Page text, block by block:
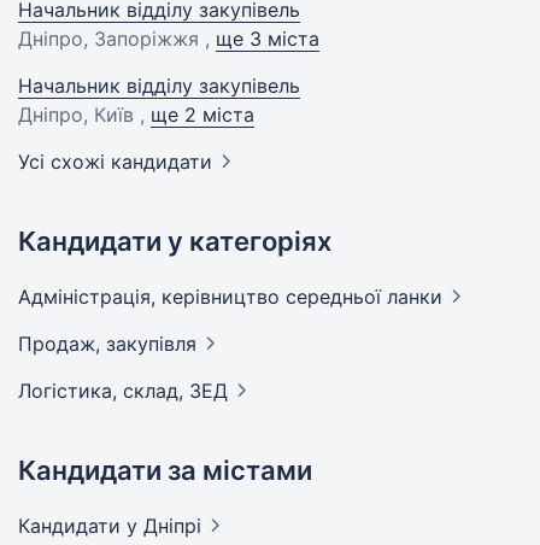
Начальник відділу закупівель
Дніпро, Запоріжжя , ще 3 міста
Начальник відділу закупівель
Дніпро, Київ , ще 2 міста
Усі схожі кандидати
Кандидати у категоріях
Адмiнiстрацiя, керівництво середньої ланки
Продаж, закупівля
Логістика, склад, ЗЕД
Кандидати за містами
Кандидати у Дніпрі